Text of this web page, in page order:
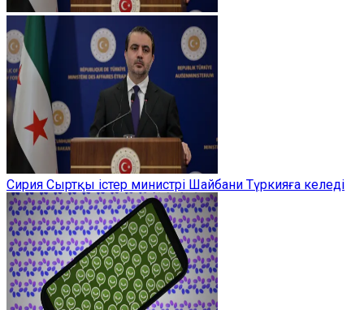
Сирия Сыртқы істер министрі Шайбани Түркияға келеді